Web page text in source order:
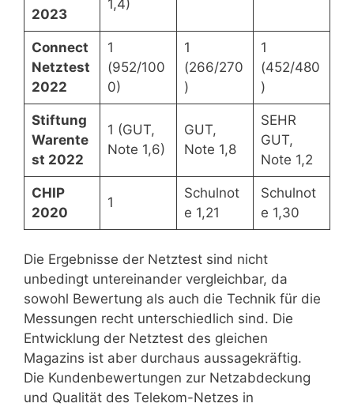
2023
1,4)
Connect
Netztest
2022
1
(952/100
0)
1
(266/270
)
1
(452/480
)
Stiftung
Warente
st 2022
1 (GUT,
Note 1,6)
GUT,
Note 1,8
SEHR
GUT,
Note 1,2
CHIP
2020
1
Schulnot
e 1,21
Schulnot
e 1,30
Die Ergebnisse der Netztest sind nicht
unbedingt untereinander vergleichbar, da
sowohl Bewertung als auch die Technik für die
Messungen recht unterschiedlich sind. Die
Entwicklung der Netztest des gleichen
Magazins ist aber durchaus aussagekräftig.
Die Kundenbewertungen zur Netzabdeckung
und Qualität des Telekom-Netzes in